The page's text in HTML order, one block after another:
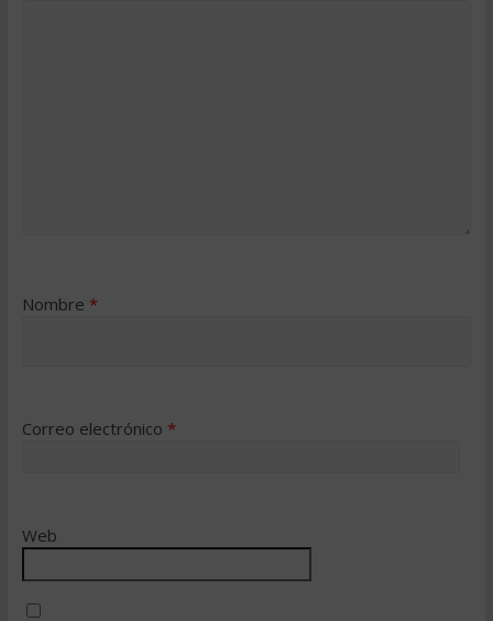
Nombre *
Correo electrónico *
Web